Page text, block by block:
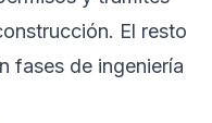
El resto
fases de ingeniería